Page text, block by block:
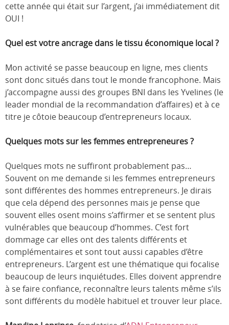
cette année qui était sur l’argent, j’ai immédiatement dit
OUI !
Quel est votre ancrage dans le tissu économique local ?
Mon activité se passe beaucoup en ligne, mes clients
sont donc situés dans tout le monde francophone. Mais
j’accompagne aussi des groupes BNI dans les Yvelines (le
leader mondial de la recommandation d’affaires) et à ce
titre je côtoie beaucoup d’entrepreneurs locaux.
Quelques mots sur les femmes entrepreneures ?
Quelques mots ne suffiront probablement pas…
Souvent on me demande si les femmes entrepreneurs
sont différentes des hommes entrepreneurs. Je dirais
que cela dépend des personnes mais je pense que
souvent elles osent moins s’affirmer et se sentent plus
vulnérables que beaucoup d’hommes. C’est fort
dommage car elles ont des talents différents et
complémentaires et sont tout aussi capables d’être
entrepreneurs. L’argent est une thématique qui focalise
beaucoup de leurs inquiétudes. Elles doivent apprendre
à se faire confiance, reconnaître leurs talents même s’ils
sont différents du modèle habituel et trouver leur place.